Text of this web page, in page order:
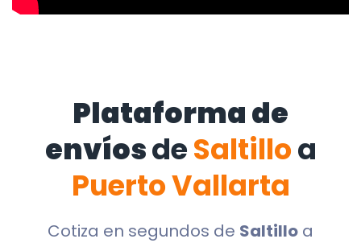
Plataforma de
envíosdeSaltilloa
Puerto Vallarta
Cotiza en segundos de Saltillo a